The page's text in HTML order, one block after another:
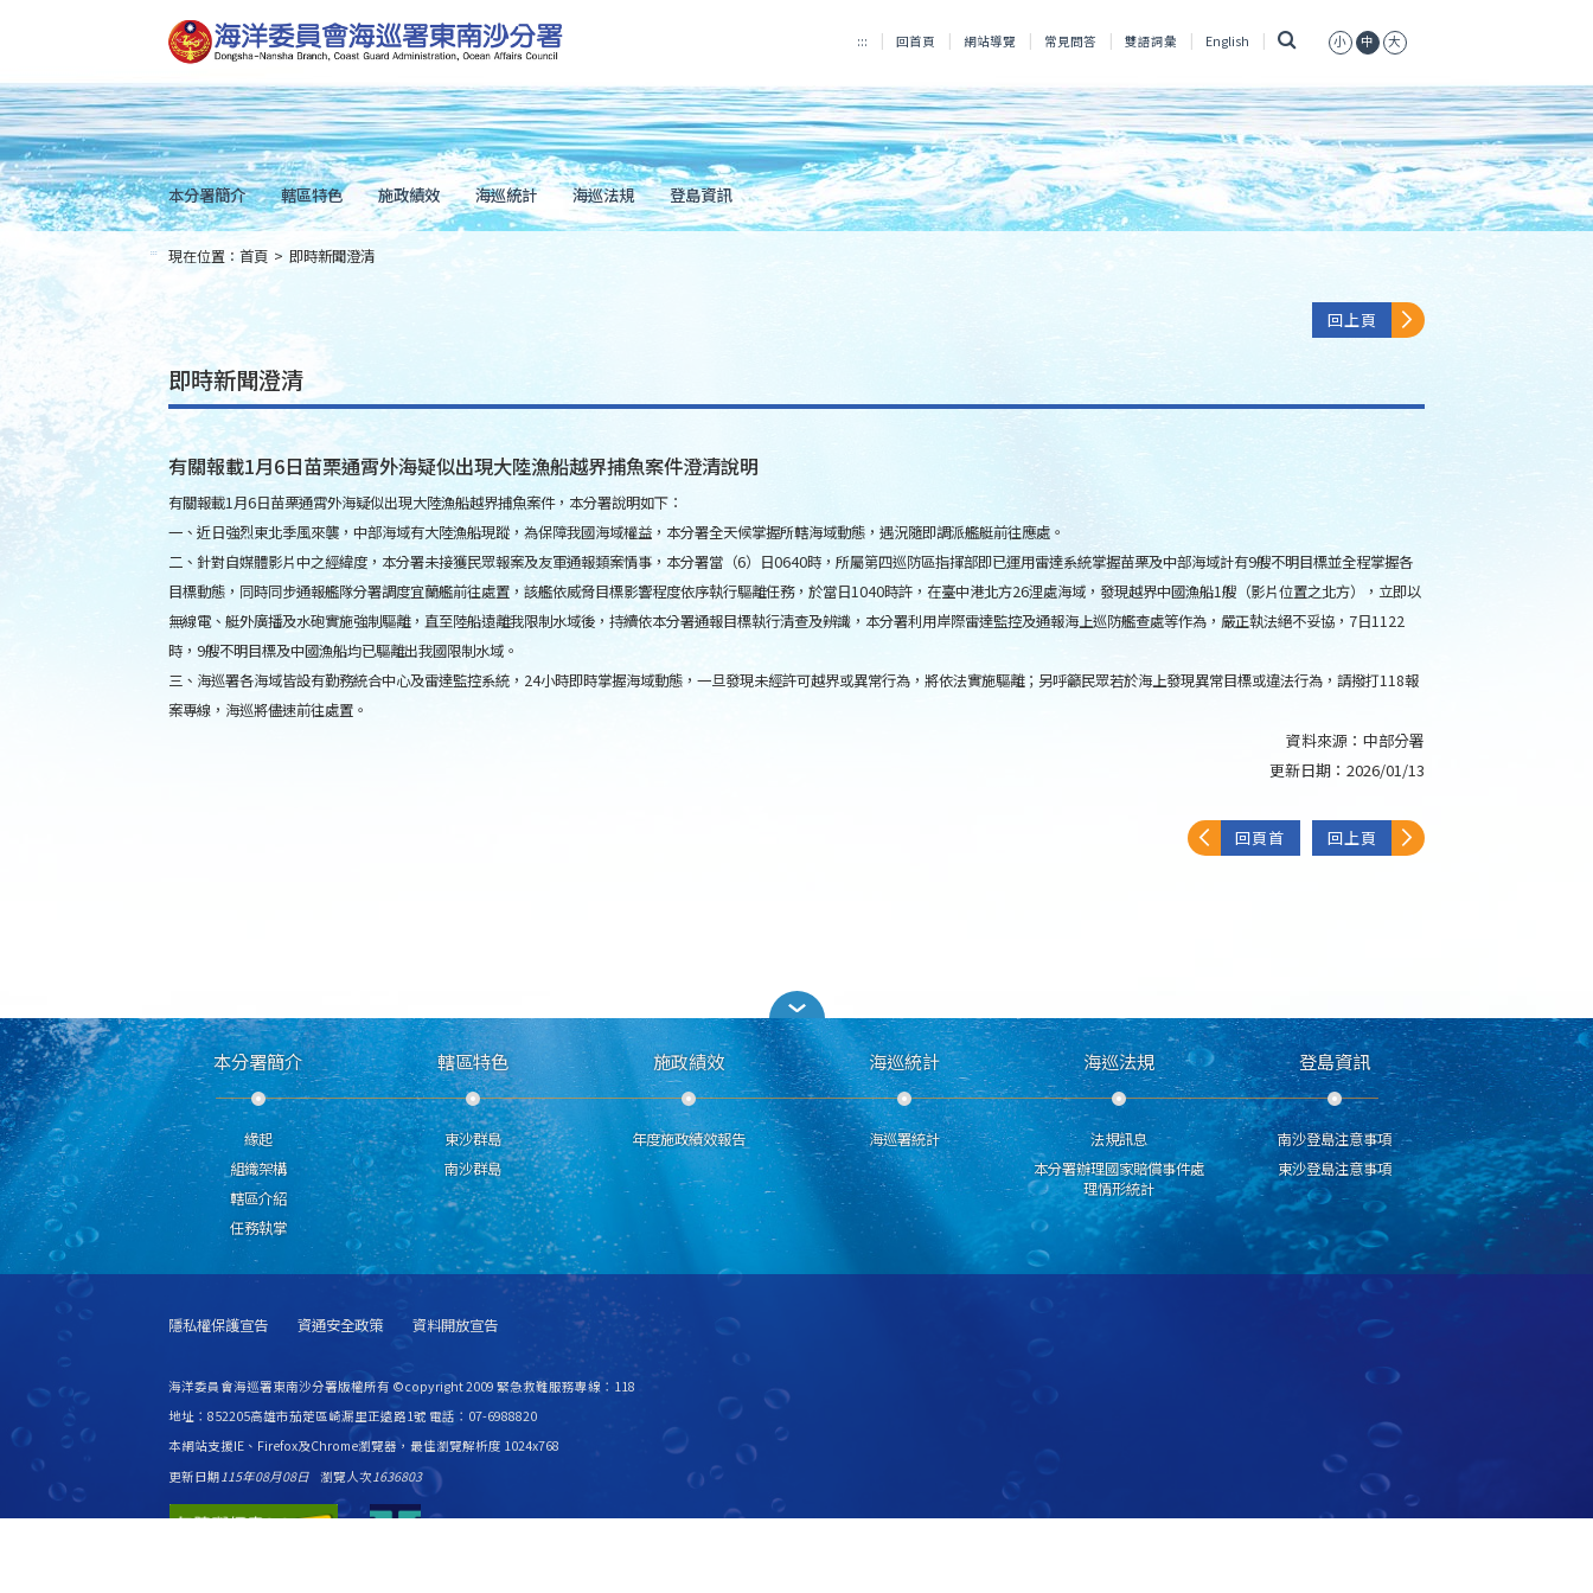
到
主
要
內
容
Skip
to
main
content
::: 回首頁 網站導覽 常見問答 雙語詞彙 English 小 中 大
本分署簡介 轄區特色 施政績效 海巡統計 海巡法規 登島資訊
::: 現在位置： 首頁 > 即時新聞澄清
回上頁
即時新聞澄清
有關報載1月6日苗栗通霄外海疑似出現大陸漁船越界捕魚案件澄清說明
有關報載1月6日苗栗通霄外海疑似出現大陸漁船越界捕魚案件，本分署說明如下：
一、近日強烈東北季風來襲，中部海域有大陸漁船現蹤，為保障我國海域權益，本分署全天候掌握所轄海域動態，遇況隨即調派艦艇前往應處。
二、針對自媒體影片中之經緯度，本分署未接獲民眾報案及友軍通報類案情事，本分署當（6）日0640時，所屬第四巡防區指揮部即已運用雷達系統掌握苗栗及中部海域計有9艘不明目標並全程掌握各
目標動態，同時同步通報艦隊分署調度宜蘭艦前往處置，該艦依威脅目標影響程度依序執行驅離任務，於當日1040時許，在臺中港北方26浬處海域，發現越界中國漁船1艘（影片位置之北方），立即以
無線電、艇外廣播及水砲實施強制驅離，直至陸船遠離我限制水域後，持續依本分署通報目標執行清查及辨識，本分署利用岸際雷達監控及通報海上巡防艦查處等作為，嚴正執法絕不妥協，7日1122
時，9艘不明目標及中國漁船均已驅離出我國限制水域。
三、海巡署各海域皆設有勤務統合中心及雷達監控系統，24小時即時掌握海域動態，一旦發現未經許可越界或異常行為，將依法實施驅離；另呼籲民眾若於海上發現異常目標或違法行為，請撥打118報
案專線，海巡將儘速前往處置。
資料來源： 中部分署
更新日期： 2026/01/13
回頁首 回上頁
本分署簡介
緣起
組織架構
轄區介紹
任務執掌
轄區特色
東沙群島
南沙群島
施政績效
年度施政績效報告
海巡統計
海巡署統計
海巡法規
法規訊息
本分署辦理國家賠償事件處
理情形統計
登島資訊
南沙登島注意事項
東沙登島注意事項
隱私權保護宣告 資通安全政策 資料開放宣告
海洋委員會海巡署東南沙分署版權所有 ©copyright 2009 緊急救難服務專線：118
地址：852205高雄市茄萣區崎漏里正遠路1號 電話：07-6988820
本網站支援IE、Firefox及Chrome瀏覽器，最佳瀏覽解析度 1024x768
更新日期 115年08月08日 瀏覽人次 1636803